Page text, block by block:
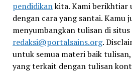
pendidikankita. Kami berikhtiar
dengan cara yang santai. Kamu
menyumbangkan tulisan di
redaksi@portalsains.org.
untuk semua materi baik
yang terkait dengan tulisan